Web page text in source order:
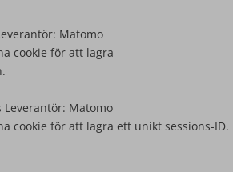
Matomo
cookie för att lagra
Leverantör: Matomo
cookie för att lagra ett unikt sessions-ID.